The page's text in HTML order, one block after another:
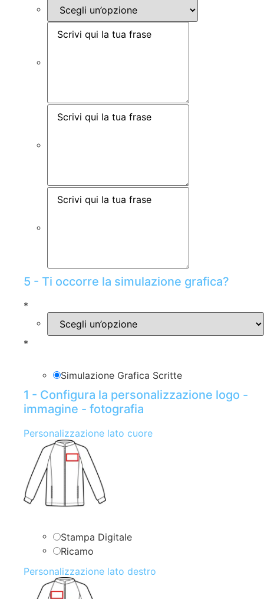
5 - Ti occorre la simulazione grafica?
*
*
Simulazione Grafica Scritte
1 - Configura la personalizzazione logo -
immagine - fotografia
Personalizzazione lato cuore
Stampa Digitale
Ricamo
Personalizzazione lato destro